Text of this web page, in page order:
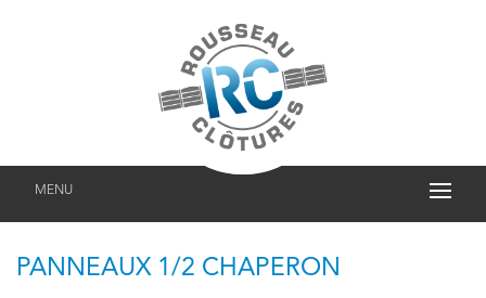
MENU
PANNEAUX 1/2 CHAPERON